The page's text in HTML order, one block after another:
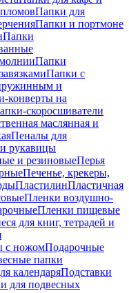
Папки для
Папки и портмоне
Папки
Папки
Папки с
и
конверты на
скоросшиватели
маслянная и
Пеналы для
рукавицы
и резиновыеПерья
Печенье, крекеры,
ПластилинПластичная
Пленки воздушно-
Пленки пищевые
для книг, тетрадей и
с ножомПодарочные
папки
календаряПодставки
для подвесных